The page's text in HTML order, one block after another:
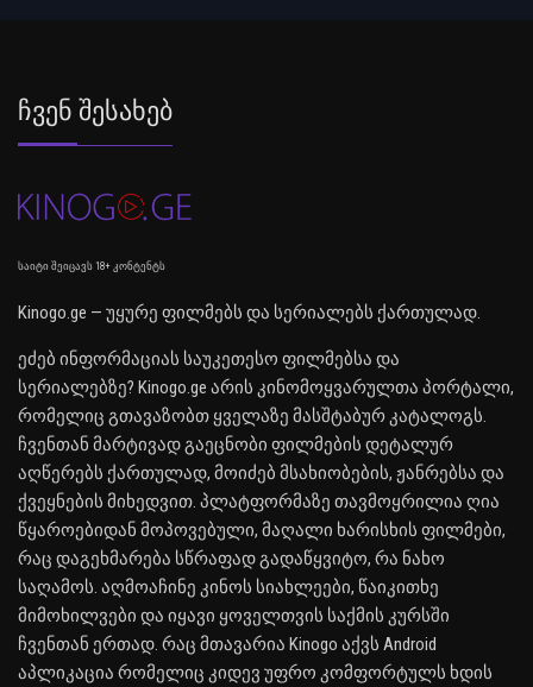
Ჩვენ Შესახებ
საიტი შეიცავს 18+ კონტენტს
Kinogo.ge — უყურე ფილმებს და სერიალებს ქართულად.
ეძებ ინფორმაციას საუკეთესო ფილმებსა და
სერიალებზე? Kinogo.ge არის კინომოყვარულთა პორტალი,
რომელიც გთავაზობთ ყველაზე მასშტაბურ კატალოგს.
ჩვენთან მარტივად გაეცნობი ფილმების დეტალურ
აღწერებს ქართულად, მოიძებ მსახიობების, ჟანრებსა და
ქვეყნების მიხედვით. პლატფორმაზე თავმოყრილია ღია
წყაროებიდან მოპოვებული, მაღალი ხარისხის ფილმები,
რაც დაგეხმარება სწრაფად გადაწყვიტო, რა ნახო
საღამოს. აღმოაჩინე კინოს სიახლეები, წაიკითხე
მიმოხილვები და იყავი ყოველთვის საქმის კურსში
ჩვენთან ერთად. რაც მთავარია Kinogo აქვს Android
აპლიკაცია რომელიც კიდევ უფრო კომფორტულს ხდის